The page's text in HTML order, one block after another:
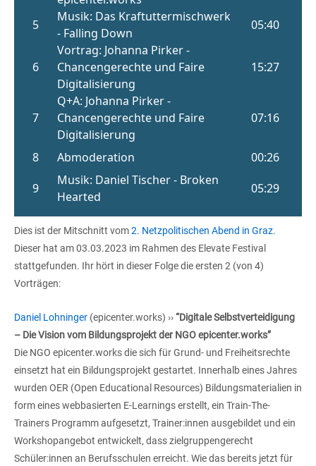
Dies ist der Mitschnitt vom2. Netzpolitischen Abend in Graz.
Dieser hat am 03.03.2023 im Rahmen des Elevate Festival
stattgefunden. Ihr hört in dieser Folge die ersten 2 (von 4)
Vorträgen:
Daniel Lohninger (epicenter.works) ››“Digitale Selbstverteidigung
– Die Vision vom Bildungsprojekt der NGO epicenter.works”
Die NGO epicenter.works die sich für Grund- und Freiheitsrechte
einsetzt hat ein Bildungsprojekt gestartet. Innerhalb eines Jahres
wurden OER (Open Educational Resources) Bildungsmaterialien in
form eines webbasierten E-Learnings erstellt, ein Train-The-
Trainers Programm aufgesetzt, Trainer:innen ausgebildet und ein
Workshopangebot entwickelt, dass zielgruppengerecht
Schüler:innen an Berufsschulen erreicht. Wie das bereits jetzt für